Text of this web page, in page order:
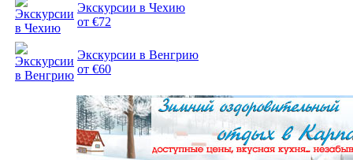
Экскурсии в Чехию
от €72
Экскурсии в Венгрию
от €60